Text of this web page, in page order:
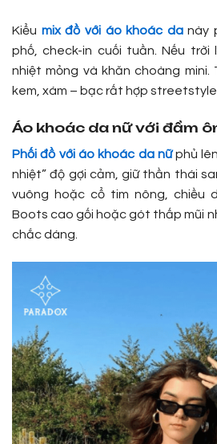
Kiểu mix đồ với áo khoác danày
phố, check-in cuối tuần. Nếu trời
nhiệt mỏng và khăn choàng
kem, xám – bạc rất hợp streetstyle
Áo khoác da nữ với đầm
Phối đồ với áo khoác da nữphủ
nhiệt” độ gợi cảm, giữ thần thái
vuông hoặc cổ tim nông, chiều
Boots cao gối hoặc gót thấp mũi
chắc dáng.